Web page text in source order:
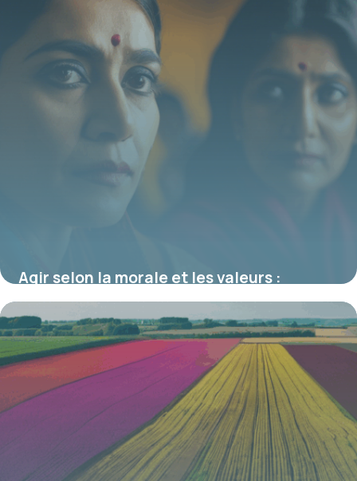
Agir selon la morale et les valeurs :
repères et enjeux dans la société actuelle
19 juin 2026